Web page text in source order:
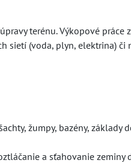
terénu. Výkopové práce
sietí (voda, plyn, elektrina) či
žumpy, bazény, základy
a sťahovanie zeminy